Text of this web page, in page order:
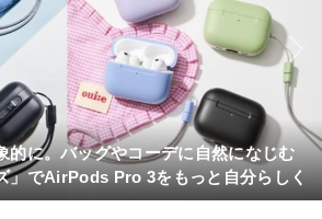
的に。バッグやコーデに自然になじむ
」でAirPods Pro 3をもっと自分らしく